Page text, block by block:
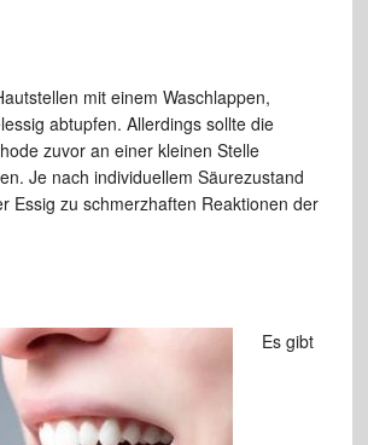
mit einem Waschlappen,
abtupfen. Allerdings sollte die
zuvor an einer kleinen Stelle
Je nach individuellem Säurezustand
Essig zu schmerzhaften Reaktionen der
Es gibt